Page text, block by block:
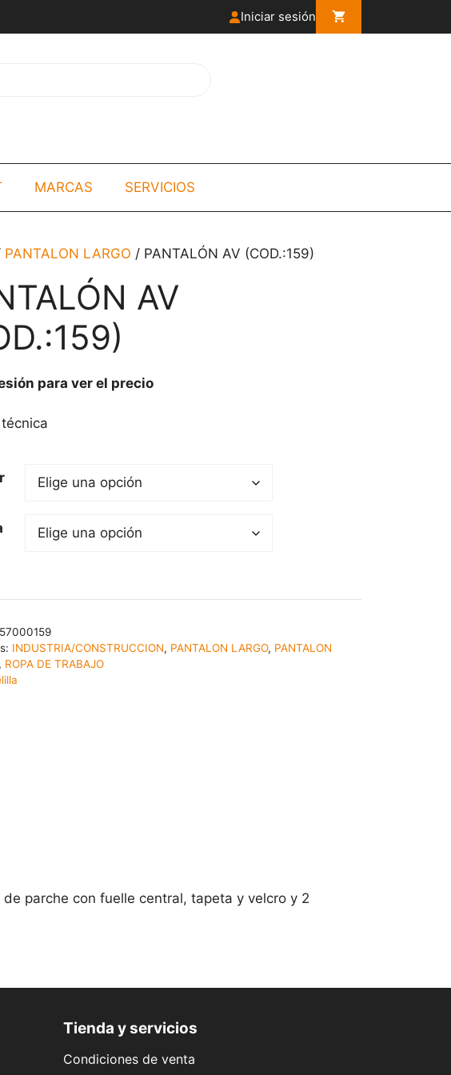
Iniciar sesión
MARCAS SERVICIOS
PANTALON LARGO / PANTALÓN AV (COD.:159)
AV
para ver el precio
INDUSTRIA/CONSTRUCCION, PANTALON LARGO, PANTALON
ROPA DE TRABAJO
parche con fuelle central, tapeta y velcro y 2
Tienda y servicios
Condiciones de venta